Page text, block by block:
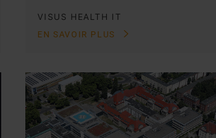
VISUS HEALTH IT
EN SAVOIR PLUS